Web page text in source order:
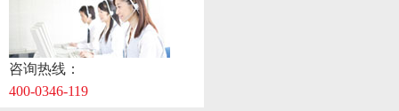
咨询热线：
400-0346-119